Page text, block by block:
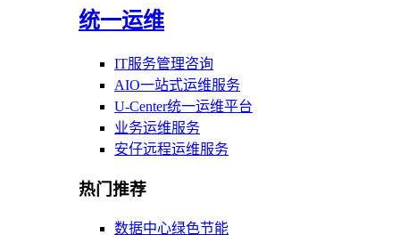
统一运维
IT服务管理咨询
AIO一站式运维服务
U-Center统一运维平台
业务运维服务
安仔远程运维服务
热门推荐
数据中心绿色节能